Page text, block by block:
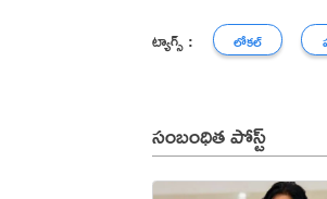
ట్యాగ్స్ : లోకల్
సంబంధిత పోస్ట్